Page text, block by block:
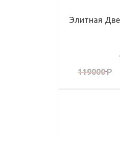
Элитная
119000